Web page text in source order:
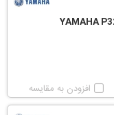
افزودن به مقایسه